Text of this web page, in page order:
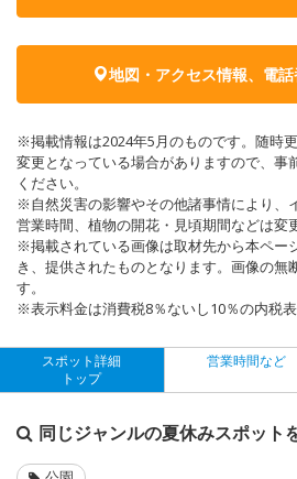
地図・アクセス情報、電
※掲載情報は2024年5月のものです。随時
変更となっている場合がありますので、事
ください。
※自然災害の影響やその他諸事情により、
営業時間、植物の開花・見頃期間などは変
※掲載されている画像は取材先から本ペー
き、提供されたものとなります。画像の無
す。
※表示料金は消費税8％ないし10％の内税表
スポット詳細
トップ
営業時間など
同じジャンルの夏休みスポット